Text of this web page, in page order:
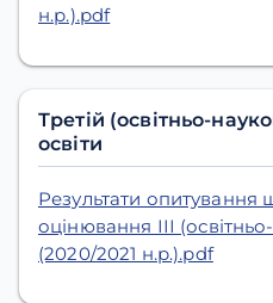
н.р.).pdf
Третій (освітньо-
освіти
Результати опитування
оцінювання ІІІ
(2020/2021 н.р.).pdf